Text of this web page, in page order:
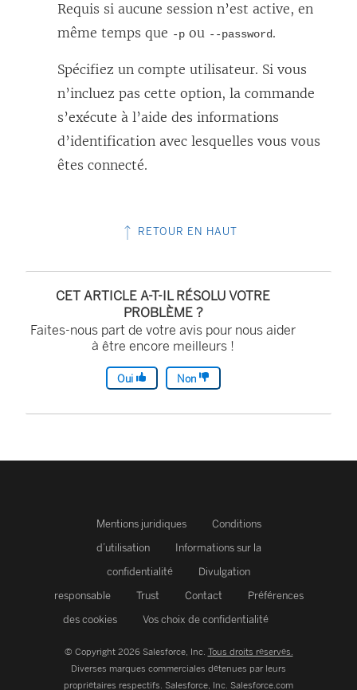
Requis si aucune session n’est active, en
même temps que -p ou --password.
Spécifiez un compte utilisateur. Si vous
n’incluez pas cette option, la commande
s’exécute à l’aide des informations
d’identification avec lesquelles vous vous
êtes connecté.
RETOUR EN HAUT
CET ARTICLE A-T-IL RÉSOLU VOTRE
PROBLÈME ?
Faites-nous part de votre avis pour nous aider
à être encore meilleurs !
Oui Non
Mentions juridiques
Conditions
d’utilisation
Informations sur la
confidentialité
Divulgation
responsable
Trust Contact
Préférences
des cookies
Vos choix de confidentialité
© Copyright 2026 Salesforce, Inc. Tous droits réservés.
Diverses marques commerciales détenues par leurs
propriétaires respectifs. Salesforce, Inc. Salesforce.com